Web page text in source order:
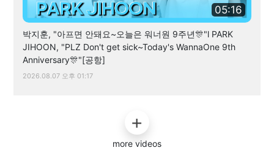
05:16
박지훈, "아프면 안돼요~오늘은 워너원 9주년🎊"l PARK
JIHOON, "PLZ Don't get sick~Today's WannaOne 9th
Anniversary🎊"[공항]
2026.08.07 오후 01:17
more videos